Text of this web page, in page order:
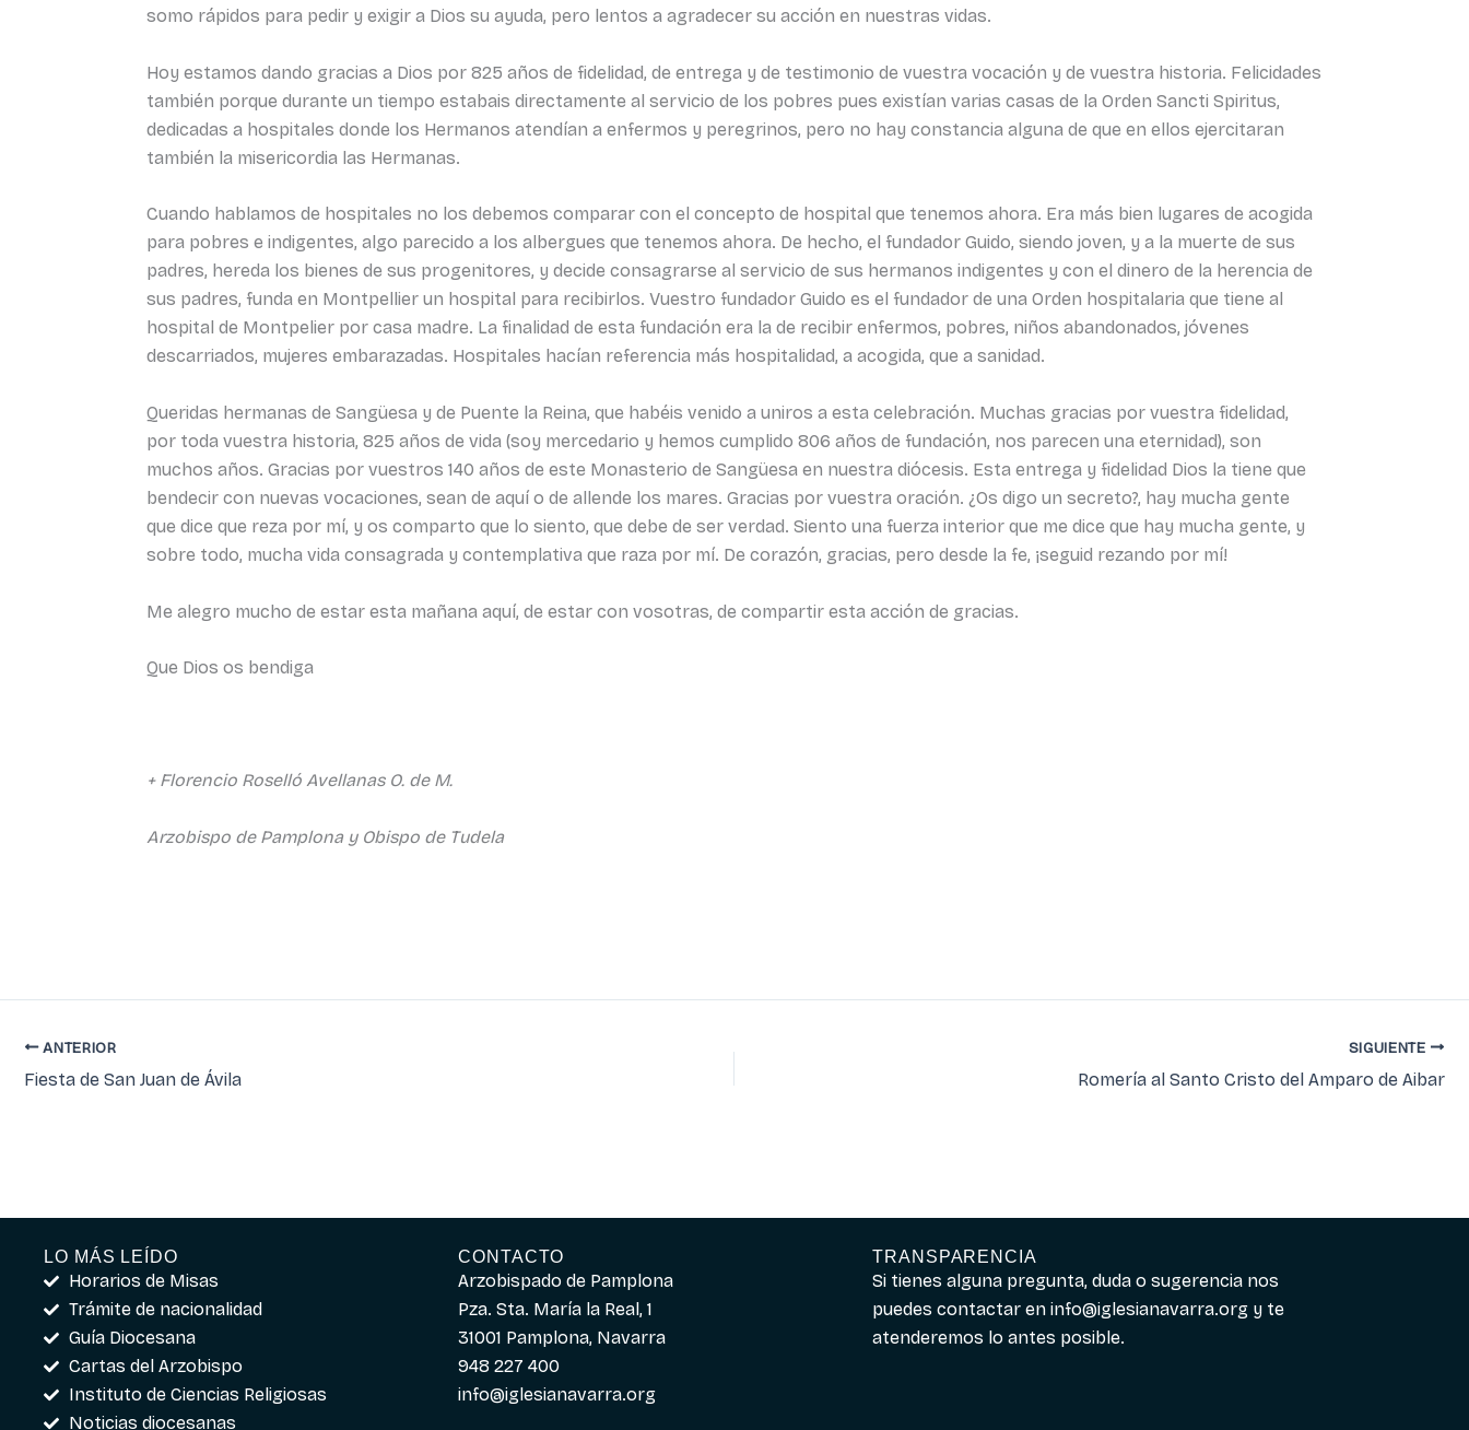
somo rápidos para pedir y exigir a Dios su ayuda, pero lentos a agradecer su acción en nuestras vidas.
Hoy estamos dando gracias a Dios por 825 años de fidelidad, de entrega y de testimonio de vuestra vocación y de vuestra historia. Felicidades
también porque durante un tiempo estabais directamente al servicio de los pobres pues existían varias casas de la Orden Sancti Spiritus,
dedicadas a hospitales donde los Hermanos atendían a enfermos y peregrinos, pero no hay constancia alguna de que en ellos ejercitaran
también la misericordia las Hermanas.
Cuando hablamos de hospitales no los debemos comparar con el concepto de hospital que tenemos ahora. Era más bien lugares de acogida
para pobres e indigentes, algo parecido a los albergues que tenemos ahora. De hecho, el fundador Guido, siendo joven, y a la muerte de sus
padres, hereda los bienes de sus progenitores, y decide consagrarse al servicio de sus hermanos indigentes y con el dinero de la herencia de
sus padres, funda en Montpellier un hospital para recibirlos. Vuestro fundador Guido es el fundador de una Orden hospitalaria que tiene al
hospital de Montpelier por casa madre. La finalidad de esta fundación era la de recibir enfermos, pobres, niños abandonados, jóvenes
descarriados, mujeres embarazadas. Hospitales hacían referencia más hospitalidad, a acogida, que a sanidad.
Queridas hermanas de Sangüesa y de Puente la Reina, que habéis venido a uniros a esta celebración. Muchas gracias por vuestra fidelidad,
por toda vuestra historia, 825 años de vida (soy mercedario y hemos cumplido 806 años de fundación, nos parecen una eternidad), son
muchos años. Gracias por vuestros 140 años de este Monasterio de Sangüesa en nuestra diócesis. Esta entrega y fidelidad Dios la tiene que
bendecir con nuevas vocaciones, sean de aquí o de allende los mares. Gracias por vuestra oración. ¿Os digo un secreto?, hay mucha gente
que dice que reza por mí, y os comparto que lo siento, que debe de ser verdad. Siento una fuerza interior que me dice que hay mucha gente, y
sobre todo, mucha vida consagrada y contemplativa que raza por mí. De corazón, gracias, pero desde la fe, ¡seguid rezando por mí!
Me alegro mucho de estar esta mañana aquí, de estar con vosotras, de compartir esta acción de gracias.
Que Dios os bendiga
+ Florencio Roselló Avellanas O. de M.
Arzobispo de Pamplona y Obispo de Tudela
ANTERIOR
Fiesta de San Juan de Ávila
SIGUIENTE
Romería al Santo Cristo del Amparo de Aibar
LO MÁS LEÍDO
Horarios de Misas
Trámite de nacionalidad
Guía Diocesana
Cartas del Arzobispo
Instituto de Ciencias Religiosas
Noticias diocesanas
CONTACTO
Arzobispado de Pamplona
Pza. Sta. María la Real, 1
31001 Pamplona, Navarra
948 227 400
info@iglesianavarra.org
TRANSPARENCIA
Si tienes alguna pregunta, duda o sugerencia nos
puedes contactar eninfo@iglesianavarra.org y te
atenderemos lo antes posible.